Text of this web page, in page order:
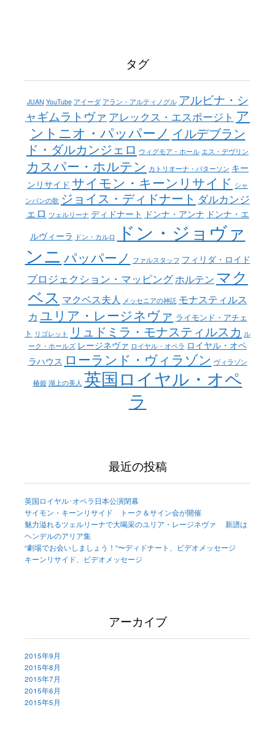
タグ
JUAN YouTube アイーダ アラン・アルティノグル アルビナ・シ
ャギムラトヴァ アレックス・エスポージト ア
ントニオ・パッパーノ イルデブラン
ド・ダルカンジェロ ウィグモア・ホール エス・デヴリン
カスパー・ホルテン カトリオーナ・パターソン キー
ンリサイド サイモン・キーンリサイド シャ
ンパンの歌 ジョイス・ディドナート ダルカンジ
ェロ ツェルリーナ ディドナート ドンナ・アンナ ドンナ・エ
ルヴィーラ ドン・カルロ
ドン・ジョヴァ
ンニ パッパーノ ファルスタッフ フィリダ・ロイド
プロジェクション・マッピングホルテン マク
ベス マクベス夫人 メッセニアの神託 モナスティルス
カ ユリア・レージネヴァ ライモンド・アチェ
ト リゴレット リュドミラ・モナスティルスカ ル
ーク・ホールズ レージネヴァ ロイヤル・オペラ ロイヤル・オペ
ラハウス ローランド・ヴィラゾン ヴィラゾン
椿姫 湖上の美人 英国ロイヤル・オペ
ラ
最近の投稿
英国ロイヤル･オペラ日本公演閉幕
サイモン・キーンリサイド トーク＆サイン会が開催
魅力溢れるツェルリーナで大喝采のユリア・レージネヴァ 新譜は
ヘンデルのアリア集
“劇場でお会いしましょう！”〜ディドナート、ビデオメッセージ
キーンリサイド、ビデオメッセージ
アーカイブ
2015年9月
2015年8月
2015年7月
2015年6月
2015年5月